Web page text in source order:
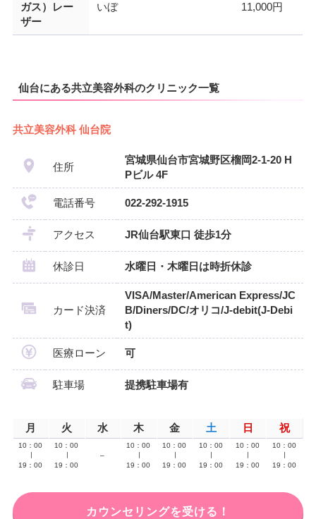
ガス）レー
ザー
いぼ 11,000円
仙台にある共立美容外科のクリニック一覧
共立美容外科 仙台院
住所
宮城県仙台市宮城野区榴岡2-1-20 H
Pビル 4F
電話番号 022-292-1915
アクセス JR仙台駅東口 徒歩1分
休診日 水曜日・木曜日は時折休診
カード決済
VISA/Master/American Express/JC
B/Diners/DC/オリコ/J-debit(J-Debi
t)
医療ローン 可
駐車場 提携駐車場有
月 火 水 木 金 土 日 祝
10：00
19：00
10：00
19：00
–
10：00
19：00
10：00
19：00
10：00
19：00
10：00
19：00
10：00
19：00
カウンセリングを受ける！